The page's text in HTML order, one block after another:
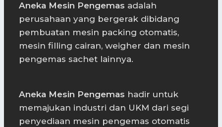
Aneka Mesin Pengemas adalah
perusahaan yang bergerak dibidang
pembuatan mesin packing otomatis,
mesin filling cairan, weigher dan mesin
pengemas sachet lainnya.
Aneka Mesin Pengemas hadir untuk
memajukan industri dan UKM dari segi
penyediaan mesin pengemas otomatis